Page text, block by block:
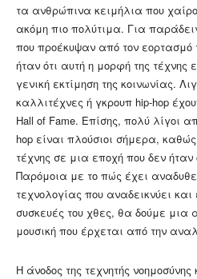
τα ανθρώπινα κειμήλια που
ακόμη πιο πολύτιμα. Για
που προέκυψαν από τον εορτασμό
ήταν ότι αυτή η μορφή της τέχνης
γενική εκτίμηση της κοινωνίας.
καλλιτέχνες ή γκρουπ hip-hop
Hall of Fame. Επίσης, πολύ λίγοι
hop είναι πλούσιοι σήμερα,
τέχνης σε μια εποχή που δεν
Παρόμοια με το πώς έχει
τεχνολογίας που αναδεικνύει
συσκευές του χθες, θα δούμε μια
μουσική που έρχεται από την
Η άνοδος της τεχνητής